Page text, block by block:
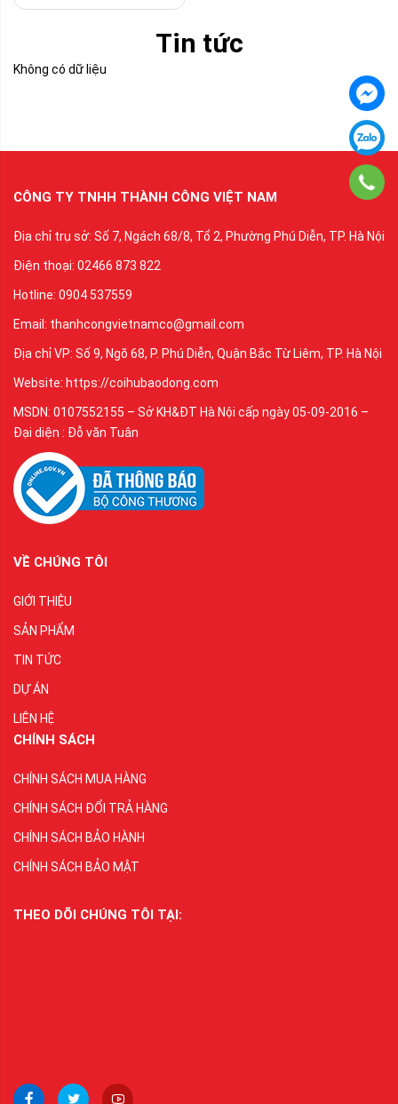
Tin tức
Không có dữ liệu
CÔNG TY TNHH THÀNH CÔNG VIỆT NAM
Địa chỉ trụ sở: Số 7, Ngách 68/8, Tổ 2, Phường Phú Diễn, TP. Hà Nội
Điện thoại: 02466 873 822
Hotline: 0904 537559
Email: thanhcongvietnamco@gmail.com
Địa chỉ VP: Số 9, Ngõ 68, P. Phú Diễn, Quận Bắc Từ Liêm, TP. Hà Nội
Website: https://coihubaodong.com
MSDN: 0107552155 – Sở KH&ĐT Hà Nội cấp ngày 05-09-2016 –
Đại diện : Đỗ văn Tuân
VỀ CHÚNG TÔI
GIỚI THIỆU
SẢN PHẨM
TIN TỨC
DỰ ÁN
LIÊN HỆ
CHÍNH SÁCH
CHÍNH SÁCH MUA HÀNG
CHÍNH SÁCH ĐỔI TRẢ HÀNG
CHÍNH SÁCH BẢO HÀNH
CHÍNH SÁCH BẢO MẬT
THEO DÕI CHÚNG TÔI TẠI: